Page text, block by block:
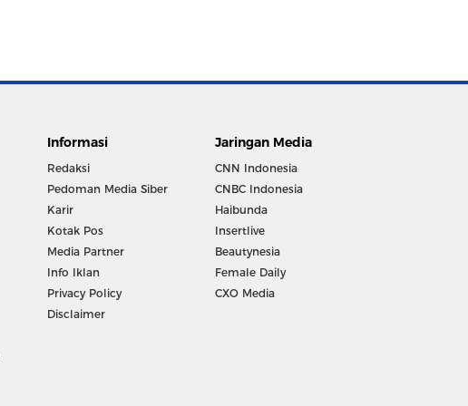
Informasi
Redaksi
Pedoman Media Siber
Karir
Kotak Pos
Media Partner
Info Iklan
Privacy Policy
Disclaimer
Jaringan Media
CNN Indonesia
CNBC Indonesia
Haibunda
Insertlive
Beautynesia
Female Daily
CXO Media